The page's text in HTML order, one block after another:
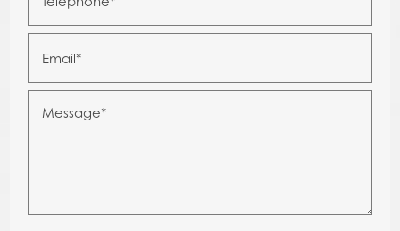
Email*
Message*